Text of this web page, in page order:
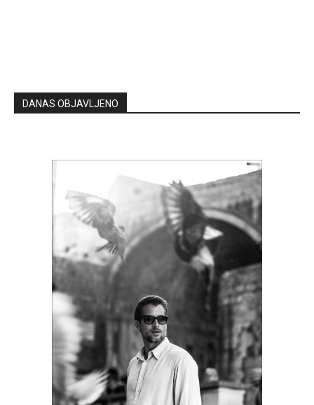
DANAS OBJAVLJENO